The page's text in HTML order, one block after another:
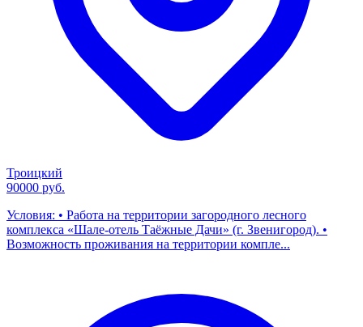
Троицкий
90000 руб.
Условия: • Работа на территории загородного лесного
комплекса «Шале-отель Таёжные Дачи» (г. Звенигород). •
Возможность проживания на территории компле...